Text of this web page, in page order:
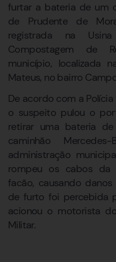
furtar a bateria de um
de Prudente de
registrada na
Compostagem de
município, localizada
Mateus, no bairro
De acordo com a
o suspeito pulou o
retirar uma bateria
caminhão
administração
rompeu os cabos da
facão, causando
de furto foi percebida
acionou o motorista
Militar.